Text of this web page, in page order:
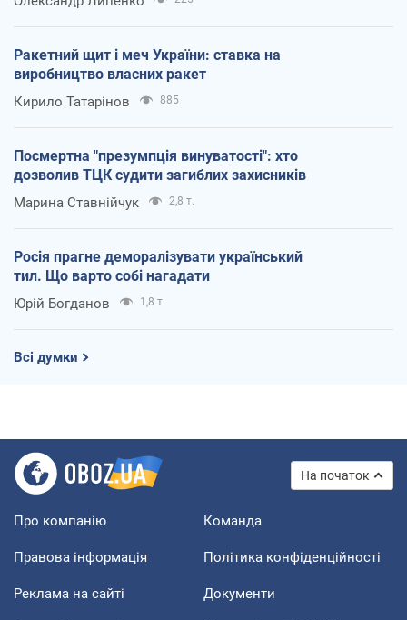
Ракетний щит і меч України: ставка на
виробництво власних ракет
Кирило Татарінов 885
Посмертна "презумпція винуватості": хто
дозволив ТЦК судити загиблих захисників
Марина Ставнійчук 2,8 т.
Росія прагне деморалізувати український
тил. Що варто собі нагадати
Юрій Богданов 1,8 т.
Всі думки
На початок
Про компанію Команда
Правова інформація Політика конфіденційності
Реклама на сайті Документи